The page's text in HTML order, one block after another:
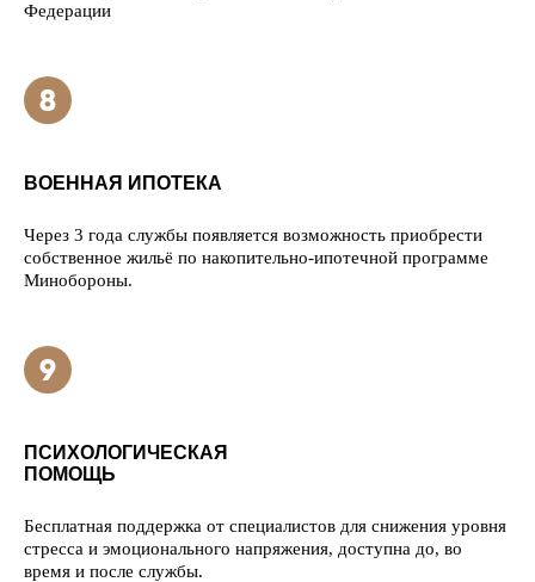
Федерации
ВОЕННАЯ ИПОТЕКА
Через 3 года службы появляется возможность приобрести
собственное жильё по накопительно-ипотечной программе
Минобороны.
ПСИХОЛОГИЧЕСКАЯ
ПОМОЩЬ
Бесплатная поддержка от специалистов для снижения уровня
стресса и эмоционального напряжения, доступна до, во
время и после службы.